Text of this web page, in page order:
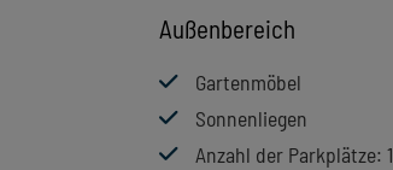
Außenbereich
Gartenmöbel
Sonnenliegen
Anzahl der Parkplätze: 1